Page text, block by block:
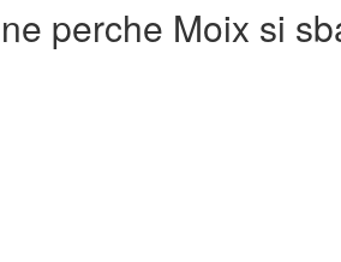
perche Moix si